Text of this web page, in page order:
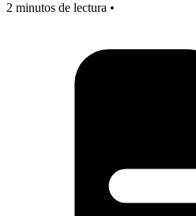
2 minutos de lectura •